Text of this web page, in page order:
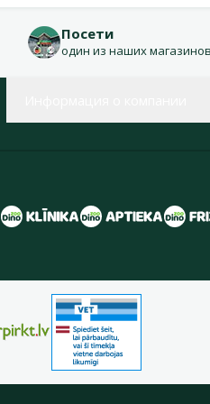
Посети
один из наших